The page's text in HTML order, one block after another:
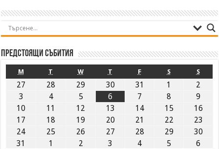
Предстоящи събития
M T W T F S S
27 28 29 30 31 1
2
3
4 5 6 7 8
9
10
11 12 13 14 15
16
17
18 19 20 21 22
23
24
25 26 27 28 29
30
31
1 2 3 4 5 6